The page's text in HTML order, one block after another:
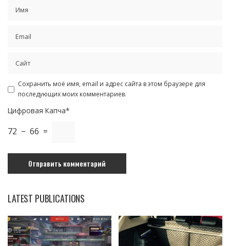
Сохранить моё имя, email и адрес сайта в этом браузере для
последующих моих комментариев.
Цифровая Капча*
72 − 66 =
LATEST PUBLICATIONS